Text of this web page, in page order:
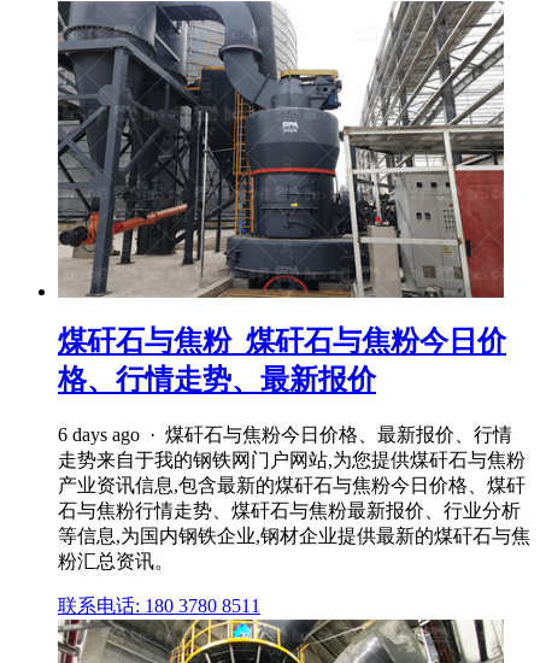
煤矸石与焦粉_煤矸石与焦粉今日价
格、行情走势、最新报价
6 days ago · 煤矸石与焦粉今日价格、最新报价、行情
走势来自于我的钢铁网门户网站,为您提供煤矸石与焦粉
产业资讯信息,包含最新的煤矸石与焦粉今日价格、煤矸
石与焦粉行情走势、煤矸石与焦粉最新报价、行业分析
等信息,为国内钢铁企业,钢材企业提供最新的煤矸石与焦
粉汇总资讯。
联系电话: 180 3780 8511